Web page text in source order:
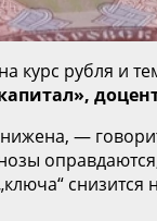
рубля и
—